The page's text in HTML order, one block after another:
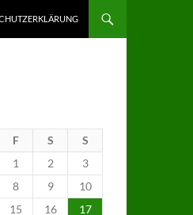
F S
S
1
2
3
8 9
10
15 16
17